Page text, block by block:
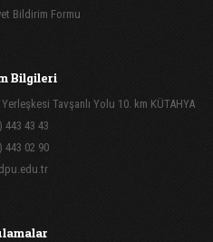
Bildirim Formu
Bilgileri
Tavşanlı Yolu 10. km KÜTAHYA
443 43 43
443 02 90